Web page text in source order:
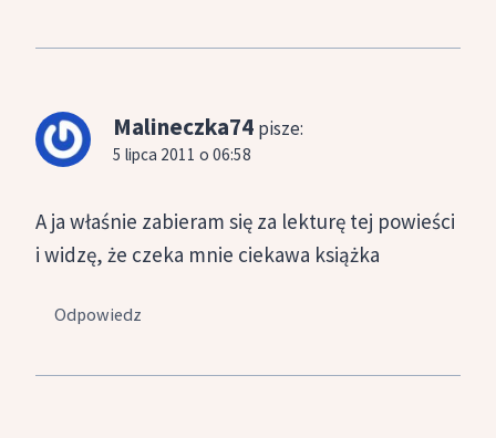
Malineczka74 pisze:
5 lipca 2011 o 06:58
A ja właśnie zabieram się za lekturę tej powieści
i widzę, że czeka mnie ciekawa książka
Odpowiedz